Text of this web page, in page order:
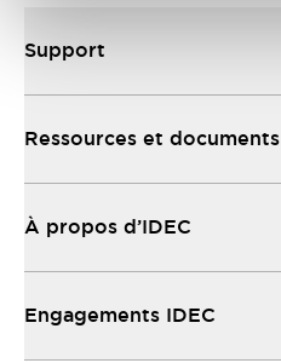
Support
Ressources et documents
À propos d’IDEC
Engagements IDEC